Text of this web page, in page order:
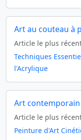
Art au couteau à
Article le plus
Techniques
l'Acrylique
Art contemporain
Article le plus
Peinture d'Art